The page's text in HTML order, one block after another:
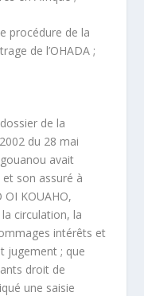
procédure de la
de l’OHADA ;
de la
du 28 mai
avait
son assuré à
KOUAHO,
circulation, la
intérêts et
jugement ; que
droit de
une saisie